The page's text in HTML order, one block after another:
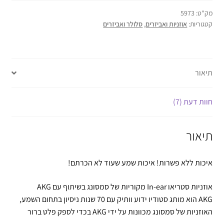
מק"ט: 5973
קטגוריות: אוזניות ואביזרים, סלולר ואביזרים
תיאור
חוות דעת (7)
תיאור
איכות ללא פשרות! איכות שמע שעוד לא הכרתם!
אוזניות סטריאו In-ear מקוריות של סמסונג בשיתוף עם AKG
AKG הוא מותג סטודיו ידוע וותיק עם 70 שנות ניסיון בתחום השמע,
האוזניות של סמסונג מכוונות על ידי AKG בכדי לספק פלט ברור